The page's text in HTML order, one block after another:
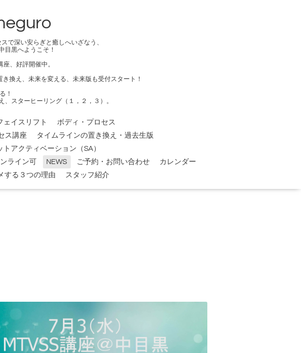
で深い安らぎと癒しへいざなう、
目黒へようこそ！
、好評開催中。
換え、未来を変える、未来版も受付スタート！
！
スターヒーリング（１，２，３）。
ェイスリフト
ボディ・プロセス
ス講座
タイムラインの置き換え・過去生版
トアクティベーション（SA）
ライン可
NEWS ご予約・お問い合わせ
カレンダー
する３つの理由 スタッフ紹介